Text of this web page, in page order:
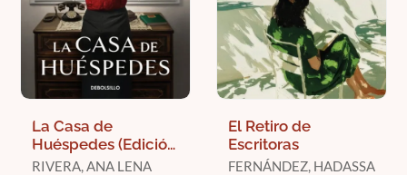
La Casa de
Huéspedes (Edición
Limitada)
RIVERA, ANA LENA
El Retiro de
Escritoras
FERNÁNDEZ, HADASSA